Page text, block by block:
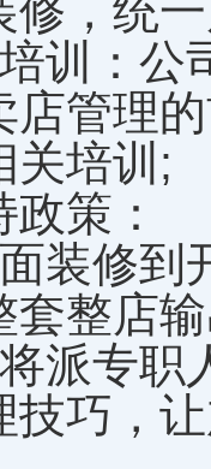
修，统
：公
店管理
关培训;
策：
修到
套整店
专职
技巧，